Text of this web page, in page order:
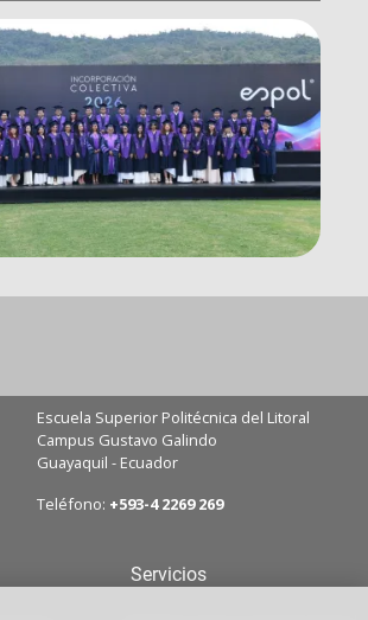
Escuela Superior Politécnica del Litoral
Campus Gustavo Galindo
Guayaquil - Ecuador
Teléfono: +593-4 2269 269
Servicios